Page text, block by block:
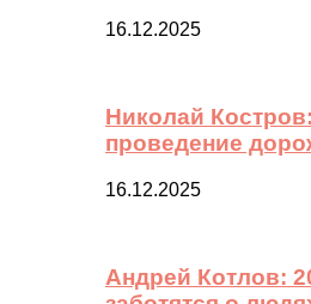
16.12.2025
Николай
проведение
16.12.2025
Андрей Котлов: